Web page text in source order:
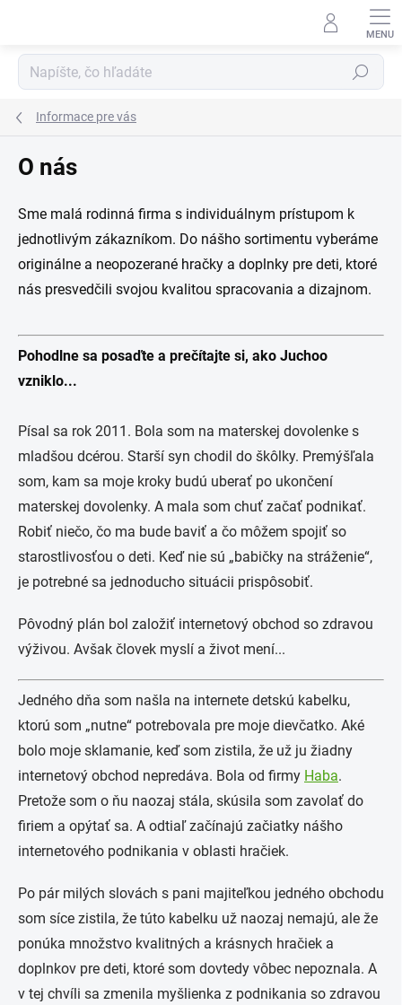
Hľadať
Informace pre vás
O nás
Sme malá rodinná firma s individuálnym prístupom k
jednotlivým zákazníkom. Do nášho sortimentu vyberáme
originálne a neopozerané hračky a doplnky pre deti, ktoré
nás presvedčili svojou kvalitou spracovania a dizajnom.
Pohodlne sa posaďte a prečítajte si, ako Juchoo
vzniklo...
Písal sa rok 2011. Bola som na materskej dovolenke s
mladšou dcérou. Starší syn chodil do škôlky. Premýšľala
som, kam sa moje kroky budú uberať po ukončení
materskej dovolenky. A mala som chuť začať podnikať.
Robiť niečo, čo ma bude baviť a čo môžem spojiť so
starostlivosťou o deti. Keď nie sú „babičky na stráženie“,
je potrebné sa jednoducho situácii prispôsobiť.
Pôvodný plán bol založiť internetový obchod so zdravou
výživou. Avšak človek myslí a život mení...
Jedného dňa som našla na internete detskú kabelku,
ktorú som „nutne“ potrebovala pre moje dievčatko. Aké
bolo moje sklamanie, keď som zistila, že už ju žiadny
internetový obchod nepredáva. Bola od firmy Haba.
Pretože som o ňu naozaj stála, skúsila som zavolať do
firiem a opýtať sa. A odtiaľ začínajú začiatky nášho
internetového podnikania v oblasti hračiek.
Po pár milých slovách s pani majiteľkou jedného obchodu
som síce zistila, že túto kabelku už naozaj nemajú, ale že
ponúka množstvo kvalitných a krásnych hračiek a
doplnkov pre deti, ktoré som dovtedy vôbec nepoznala. A
v tej chvíli sa zmenila myšlienka z podnikania so zdravou